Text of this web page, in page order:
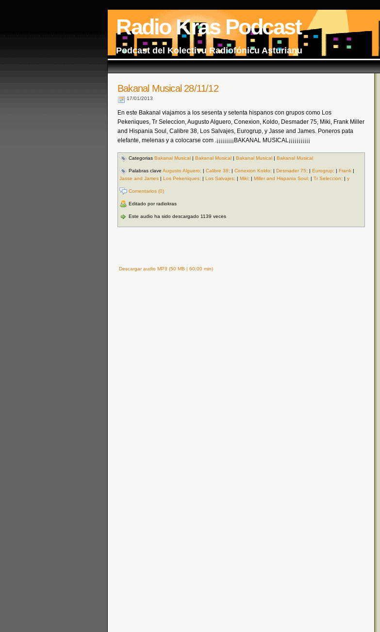
Radio Kras Podcast
Podcast del Kolectivu Radiofónicu Asturianu
Bakanal Musical 28/11/12
17/01/2013
En este Bakanal viajamos a los sesenta y setenta hispanos con grupos como Los
Pekeniques, Tr Seleccion, Augusto Alguero, Conexion, Koldo, Desmader 75, Miki, Frank Miller
and Hispania Soul, Calibre 38, Los Salvajes, Eurogrup, y Jasse and James. Poneros pata
elefante, melenas y a colocarse com .¡¡¡¡¡¡¡¡¡BAKANAL MUSICAL¡¡¡¡¡¡¡¡¡¡¡
Categorias Bakanal Musical | Bakanal Musical | Bakanal Musical | Bakanal Musical
Palabras clave Augusto Alguero; | Calibre 38; | Conexion Koldo; | Desmader 75; | Eurogrup; | Frank |
Jasse and James | Los Pekeniques; | Los Salvajes; | Miki; | Miller and Hispania Soul; | Tr Seleccion; | y
Comentarios (0)
Editado por radiokras
Este audio ha sido descargado 1139 veces
Descargar audio MP3 (50 MB | 60:00 min)